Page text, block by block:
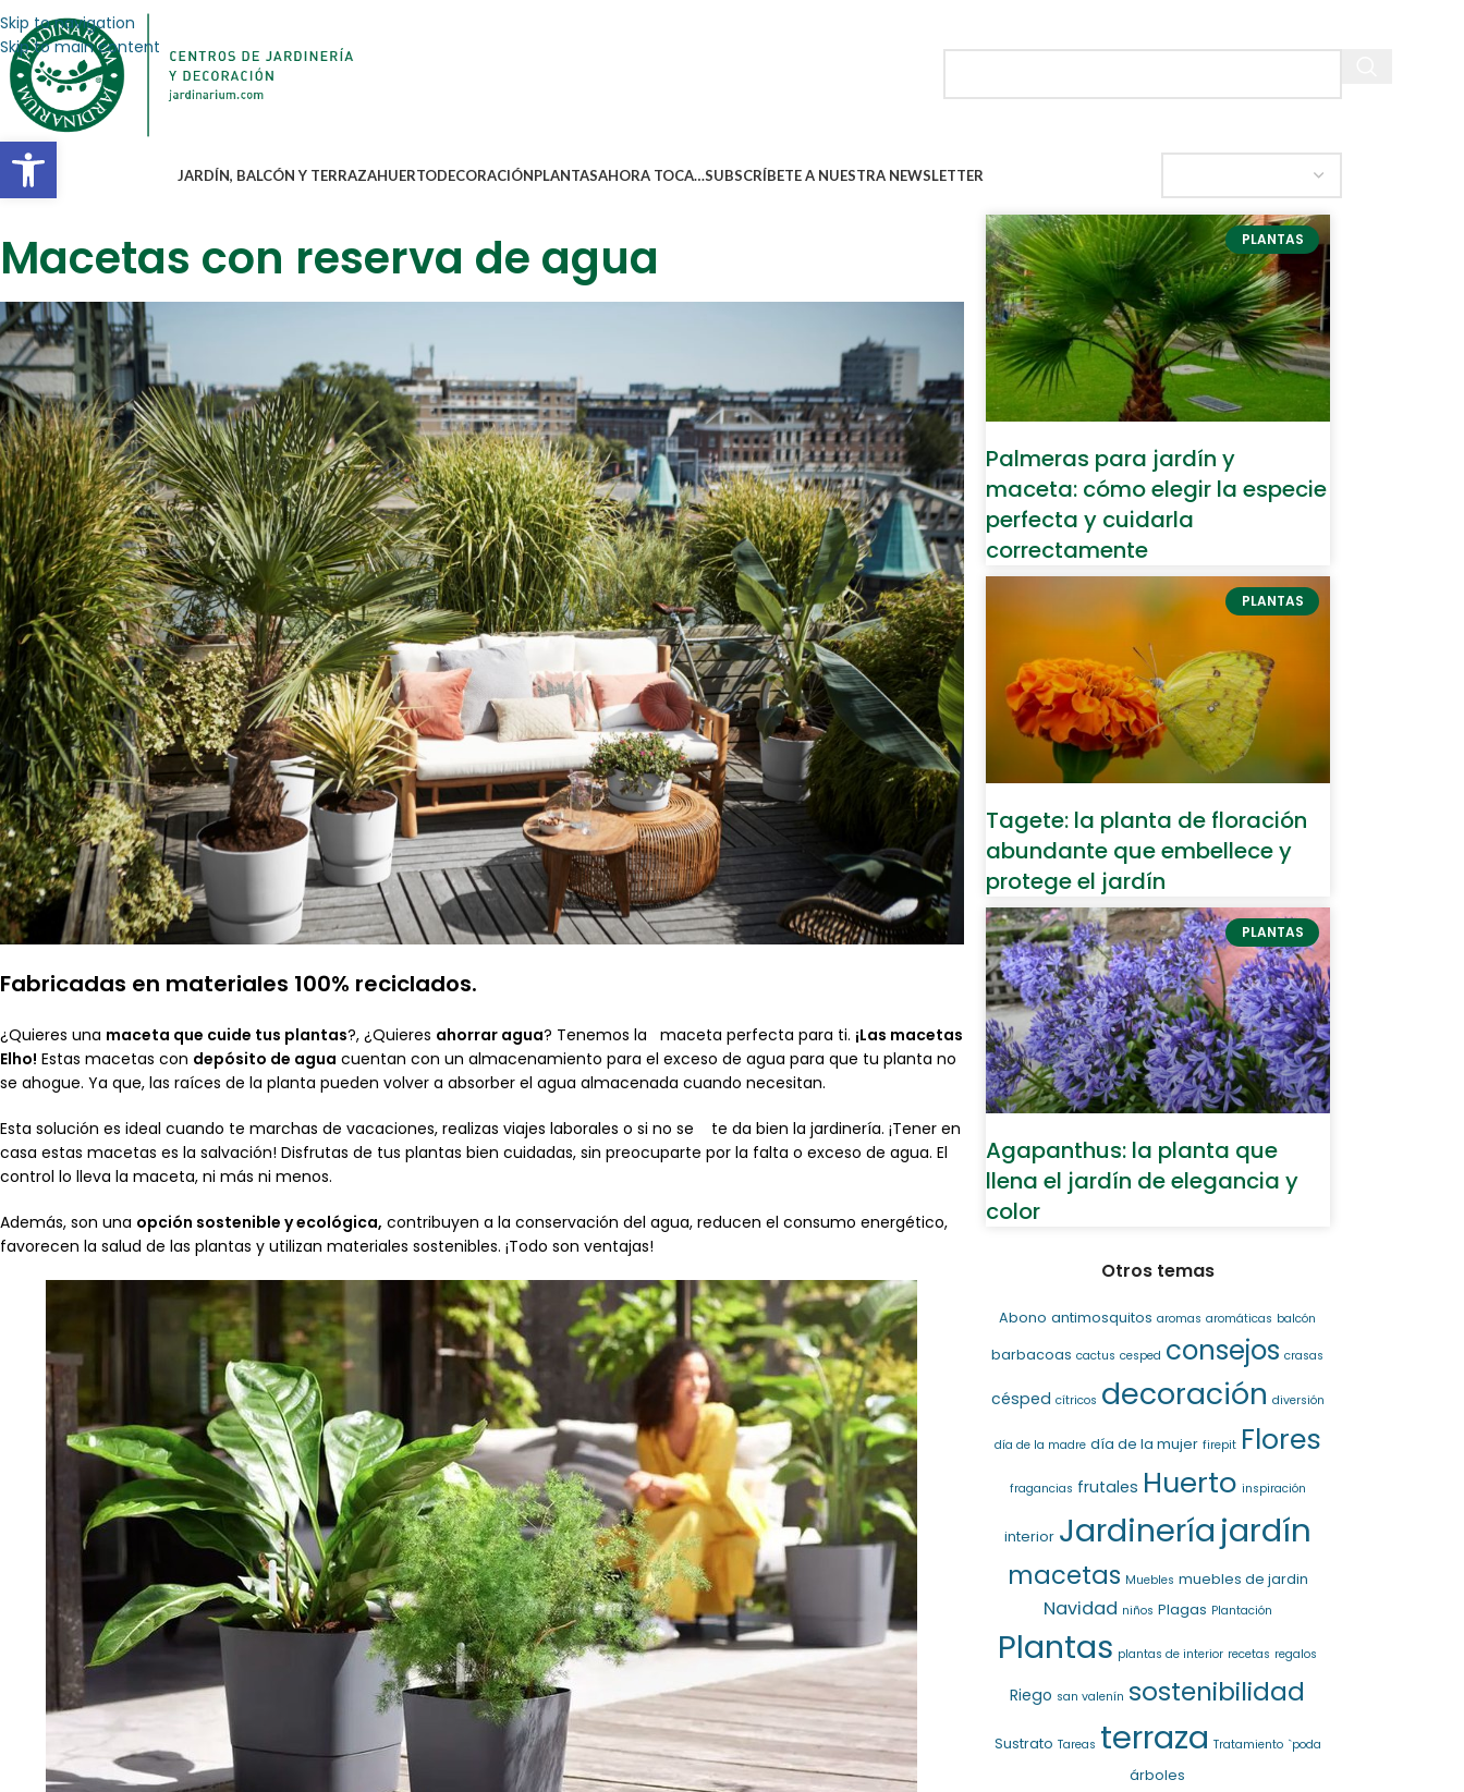
Abrir barra de herramientas
Skip to navigation
Skip to main content
JARDÍN, BALCÓN Y TERRAZAHUERTODECORACIÓNPLANTASAHORA TOCA…SUBSCRÍBETE A NUESTRA NEWSLETTER
Macetas con reserva de agua
Fabricadas en materiales 100% reciclados.
¿Quieres una maceta que cuide tus plantas?, ¿Quieres ahorrar agua? Tenemos la maceta perfecta para ti. ¡Las macetas
Elho! Estas macetas con depósito de agua cuentan con un almacenamiento para el exceso de agua para que tu planta no
se ahogue. Ya que, las raíces de la planta pueden volver a absorber el agua almacenada cuando necesitan.
Esta solución es ideal cuando te marchas de vacaciones, realizas viajes laborales o si no se te da bien la jardinería. ¡Tener en
casa estas macetas es la salvación! Disfrutas de tus plantas bien cuidadas, sin preocuparte por la falta o exceso de agua. El
control lo lleva la maceta, ni más ni menos.
Además, son una opción sostenible y ecológica, contribuyen a la conservación del agua, reducen el consumo energético,
favorecen la salud de las plantas y utilizan materiales sostenibles. ¡Todo son ventajas!
PLANTAS
Palmeras para jardín y
maceta: cómo elegir la especie
perfecta y cuidarla
correctamente
PLANTAS
Tagete: la planta de floración
abundante que embellece y
protege el jardín
PLANTAS
Agapanthus: la planta que
llena el jardín de elegancia y
color
Otros temas
Abono antimosquitos aromas aromáticas balcón
barbacoas cactus cesped consejos crasas
césped cítricos decoración diversión
día de la madre día de la mujer firepit Flores
fragancias frutales Huerto inspiración
interior Jardinería jardín
macetas Muebles muebles de jardin
Navidad niños Plagas Plantación
Plantas plantas de interior recetas regalos
Riego san valenín sostenibilidad
Sustrato Tareas terraza Tratamiento `poda
árboles